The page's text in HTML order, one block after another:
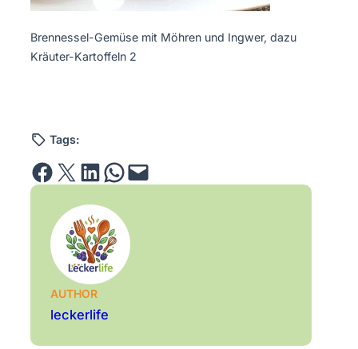
Brennessel-Gemüse mit Möhren und Ingwer, dazu
Kräuter-Kartoffeln 2
Tags:
Share on Facebook Email this Page Share on LinkedIn Share on WhatsApp Email this Page
AUTHOR
leckerlife